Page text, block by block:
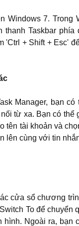
Windows 7. Trong
thanh Taskbar
'Ctrl + Shift + Esc'
Manager, bạn
từ xa. Bạn có
tên tài khoản và
lên cùng với tin
cửa sổ chương
To để chuyển
Ngoài ra, bạn